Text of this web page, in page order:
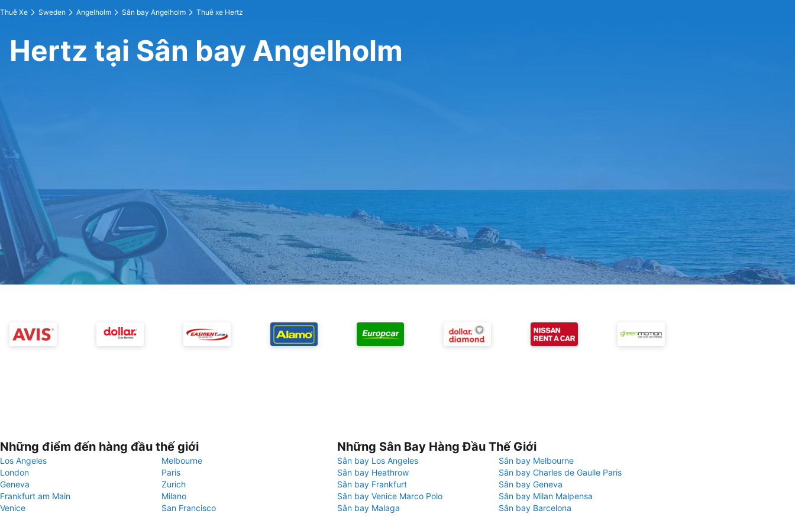
Thuê Xe Sweden Angelholm Sân bay Angelholm Thuê xe Hertz
Hertz tại Sân bay Angelholm
Những điểm đến hàng đầu thế giới
Los Angeles
Melbourne
London
Paris
Geneva
Zurich
Frankfurt am Main
Milano
Venice
San Francisco
Những Sân Bay Hàng Đầu Thế Giới
Sân bay Los Angeles
Sân bay Melbourne
Sân bay Heathrow
Sân bay Charles de Gaulle Paris
Sân bay Frankfurt
Sân bay Geneva
Sân bay Venice Marco Polo
Sân bay Milan Malpensa
Sân bay Malaga
Sân bay Barcelona